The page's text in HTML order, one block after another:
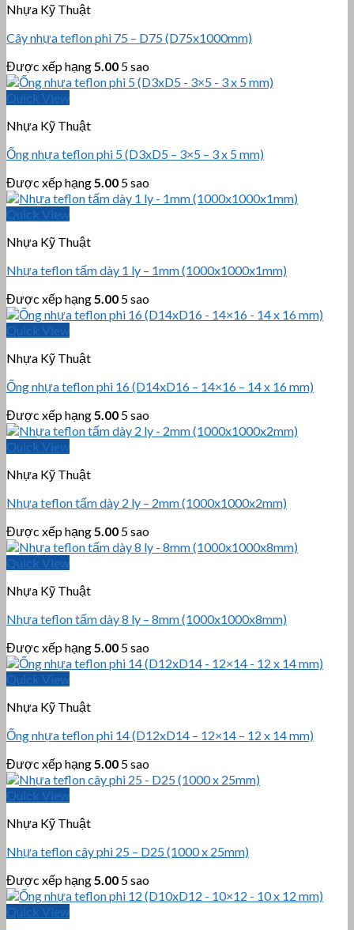
Nhựa Kỹ Thuật
Cây nhựa teflon phi 75 – D75 (D75x1000mm)
Được xếp hạng 5.00 5 sao
Quick View
Nhựa Kỹ Thuật
Ống nhựa teflon phi 5 (D3xD5 – 3×5 – 3 x 5 mm)
Được xếp hạng 5.00 5 sao
Quick View
Nhựa Kỹ Thuật
Nhựa teflon tấm dày 1 ly – 1mm (1000x1000x1mm)
Được xếp hạng 5.00 5 sao
Quick View
Nhựa Kỹ Thuật
Ống nhựa teflon phi 16 (D14xD16 – 14×16 – 14 x 16 mm)
Được xếp hạng 5.00 5 sao
Quick View
Nhựa Kỹ Thuật
Nhựa teflon tấm dày 2 ly – 2mm (1000x1000x2mm)
Được xếp hạng 5.00 5 sao
Quick View
Nhựa Kỹ Thuật
Nhựa teflon tấm dày 8 ly – 8mm (1000x1000x8mm)
Được xếp hạng 5.00 5 sao
Quick View
Nhựa Kỹ Thuật
Ống nhựa teflon phi 14 (D12xD14 – 12×14 – 12 x 14 mm)
Được xếp hạng 5.00 5 sao
Quick View
Nhựa Kỹ Thuật
Nhựa teflon cây phi 25 – D25 (1000 x 25mm)
Được xếp hạng 5.00 5 sao
Quick View